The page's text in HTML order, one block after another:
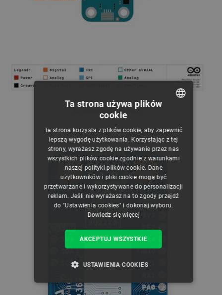
Schemat wyprowadzeń.
CZECH
ENGLISH
GERMAN
Ta strona używa plików
cookie
Ta strona korzysta z plików cookie, aby zapewnić
lepszą wygodę użytkowania. Korzystając z tej
strony, wyrażasz zgodę na używanie przez nas
wszystkich plików cookie zgodnie z warunkami
naszej polityki plików cookie. Dane
użytkowników i pliki cookie mogą być
przetwarzane i wykorzystywane do personalizacji
reklam. Jeśli nie wyrażasz na to zgody przejdź
do "Ustawienia cookies" i dokonaj wyboru.
Dowiedz się więcej
AKCEPTUJ WSZYSTKIE
USTAWIENIA COOKIES
NIEZBĘDNE WYDAJNOŚĆ